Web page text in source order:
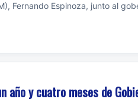
Fernando Espinoza, junto al
año y cuatro meses de